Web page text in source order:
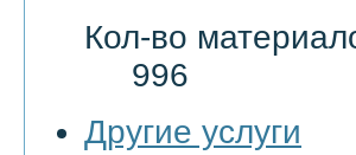
Кол-во
996
Другие услуги